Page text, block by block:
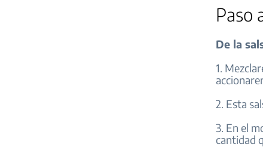
Paso
De la
1.
2. Esta
3. En el
cantidad